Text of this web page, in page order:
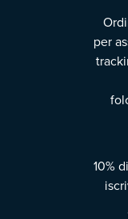
per
10%